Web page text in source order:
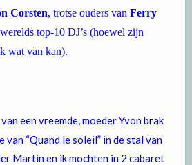
Corsten, trotse ouders van Ferry
top-10 DJ’s (hoewel zijn
wat van kan).
een vreemde, moeder Yvon brak
van “Quand le soleil” in de stal van
Martin en ik mochten in 2 cabaret